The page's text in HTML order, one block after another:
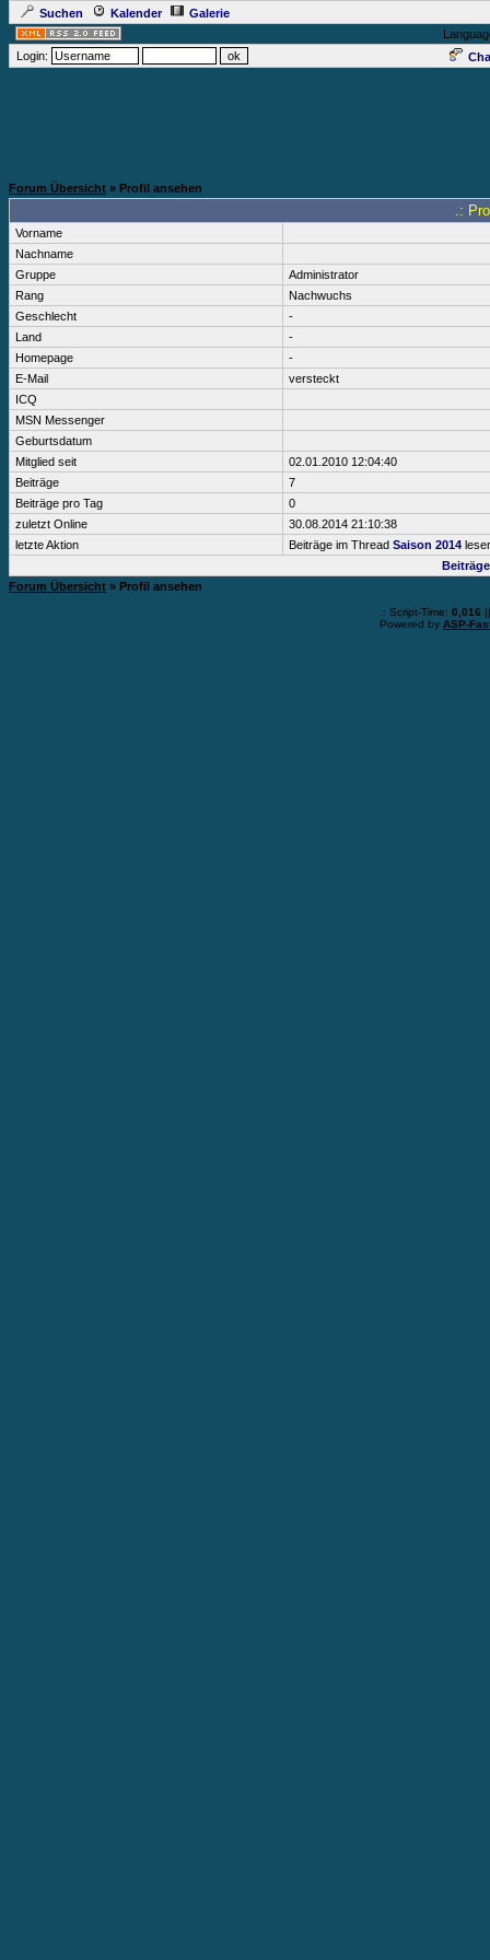
Suchen Kalender
Galerie
Login:
Forum Übersicht » Profil ansehen
.:
Vorname
Nachname
Gruppe
Administrator
Rang
Nachwuchs
Geschlecht
-
Land
-
Homepage
-
E-Mail
versteckt
ICQ
MSN Messenger
Geburtsdatum
Mitglied seit
02.01.2010 12:04:40
Beiträge
7
Beiträge pro Tag
0
zuletzt Online
30.08.2014 21:10:38
letzte Aktion
Beiträge im Thread Saison 2014
Forum Übersicht » Profil ansehen
.: Script-Time: 0,016
Powered by ASP-